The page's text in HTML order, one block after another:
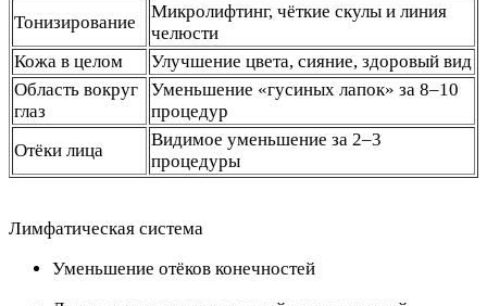
Тонизирование
Микролифтинг, чёткие скулы и линия
челюсти
Кожа в целом
Улучшение цвета, сияние, здоровый вид
Область вокруг
глаз
Уменьшение «гусиных лапок» за 8–10
процедур
Отёки лица
Видимое уменьшение за 2–3
процедуры
Лимфатическая система
Уменьшение отёков конечностей